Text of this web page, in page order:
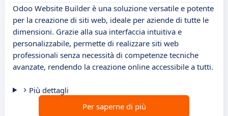
Odoo Website Builder è una soluzione versatile e potente
per la creazione di siti web, ideale per aziende di tutte le
dimensioni. Grazie alla sua interfaccia intuitiva e
personalizzabile, permette di realizzare siti web
professionali senza necessità di competenze tecniche
avanzate, rendendo la creazione online accessibile a tutti.
Più dettagli
Per saperne di più